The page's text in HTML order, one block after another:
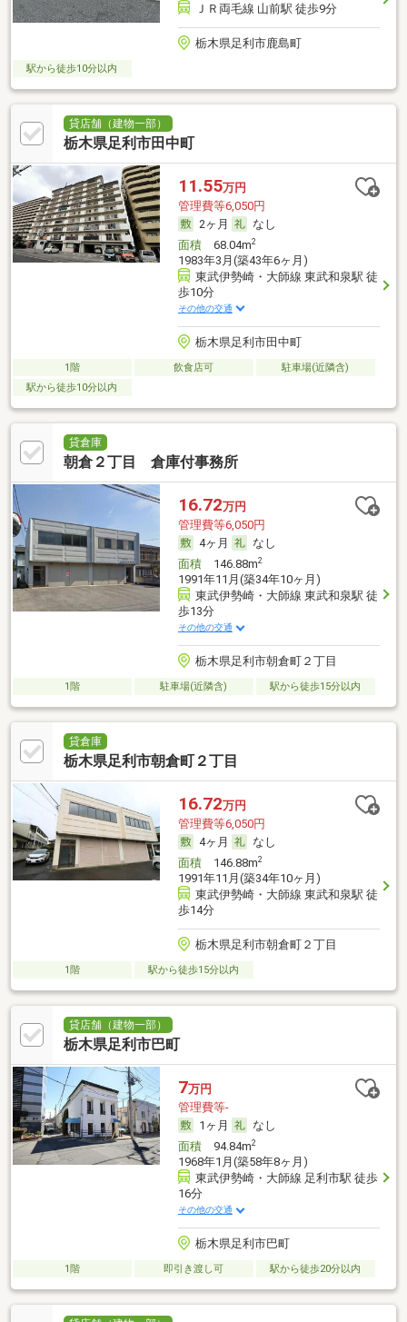
ＪＲ両毛線 山前駅 徒歩9分
栃木県足利市鹿島町
駅から徒歩10分以内
貸店舗（建物一部）
栃木県足利市田中町
11.55万円
管理費等6,050円
2ヶ月
なし
面積68.04m2
1983年3月(築43年6ヶ月)
東武伊勢崎・大師線 東武和泉駅 徒
歩10分
その他の交通
栃木県足利市田中町
1階 飲食店可
駐車場(近隣含)
駅から徒歩10分以内
貸倉庫
朝倉２丁目 倉庫付事務所
16.72万円
管理費等6,050円
4ヶ月
なし
面積146.88m2
1991年11月(築34年10ヶ月)
東武伊勢崎・大師線 東武和泉駅 徒
歩13分
その他の交通
栃木県足利市朝倉町２丁目
1階 駐車場(近隣含) 駅から徒歩15分以内
貸倉庫
栃木県足利市朝倉町２丁目
16.72万円
管理費等6,050円
4ヶ月
なし
面積146.88m2
1991年11月(築34年10ヶ月)
東武伊勢崎・大師線 東武和泉駅 徒
歩14分
栃木県足利市朝倉町２丁目
1階 駅から徒歩15分以内
貸店舗（建物一部）
栃木県足利市巴町
7万円
管理費等-
1ヶ月
なし
面積94.84m2
1968年1月(築58年8ヶ月)
東武伊勢崎・大師線 足利市駅 徒歩
16分
その他の交通
栃木県足利市巴町
1階 即引き渡し可 駅から徒歩20分以内